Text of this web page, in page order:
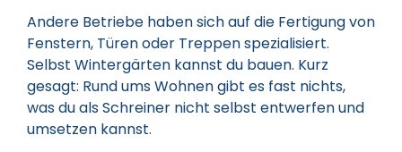
Andere Betriebe haben sich auf die Fertigung von
Fenstern, Türen oder Treppen spezialisiert.
Selbst Wintergärten kannst du bauen. Kurz
gesagt: Rund ums Wohnen gibt es fast nichts,
was du als Schreiner nicht selbst entwerfen und
umsetzen kannst.